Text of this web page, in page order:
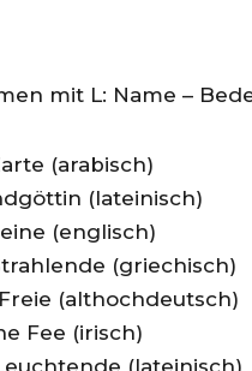
mit L: Name –
(arabisch)
(lateinisch)
(englisch)
(griechisch)
(althochdeutsch)
Fee (irisch)
(lateinisch)